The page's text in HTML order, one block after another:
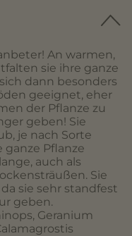
An warmen,
sie ihre ganze
dann besonders
geeignet, eher
der Pflanze zu
geben! Sie
je nach Sorte
ganze Pflanze
auch als
Sie
sie sehr standfest
geben.
Geranium